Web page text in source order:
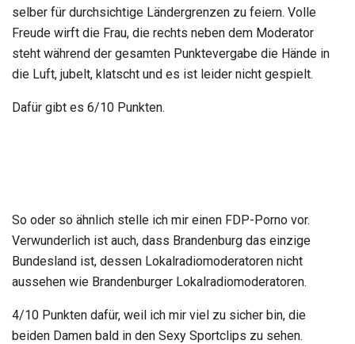
selber für durchsichtige Ländergrenzen zu feiern. Volle
Freude wirft die Frau, die rechts neben dem Moderator
steht während der gesamten Punktevergabe die Hände in
die Luft, jubelt, klatscht und es ist leider nicht gespielt.
Dafür gibt es 6/10 Punkten.
So oder so ähnlich stelle ich mir einen FDP-Porno vor.
Verwunderlich ist auch, dass Brandenburg das einzige
Bundesland ist, dessen Lokalradiomoderatoren nicht
aussehen wie Brandenburger Lokalradiomoderatoren.
4/10 Punkten dafür, weil ich mir viel zu sicher bin, die
beiden Damen bald in den Sexy Sportclips zu sehen.